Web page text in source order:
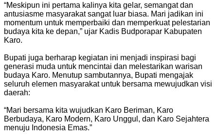
“Meskipun ini pertama kalinya kita gelar, semangat dan
antusiasme masyarakat sangat luar biasa. Mari jadikan ini
momentum untuk memperbaiki dan memperkuat pelestarian
budaya kita ke depan,” ujar Kadis Budporapar Kabupaten
Karo.
Bupati juga berharap kegiatan ini menjadi inspirasi bagi
generasi muda untuk mencintai dan melestarikan warisan
budaya Karo. Menutup sambutannya, Bupati mengajak
seluruh elemen masyarakat untuk bersama mewujudkan visi
daerah:
“Mari bersama kita wujudkan Karo Beriman, Karo
Berbudaya, Karo Modern, Karo Unggul, dan Karo Sejahtera
menuju Indonesia Emas.”